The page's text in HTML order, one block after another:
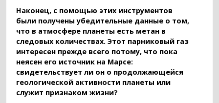
Наконец, с помощью этих инструментов
были получены убедительные данные о том,
что в атмосфере планеты есть метан в
следовых количествах. Этот парниковый газ
интересен прежде всего потому, что пока
неясен его источник на Марсе:
свидетельствует ли он о продолжающейся
геологической активности планеты или
служит признаком жизни?